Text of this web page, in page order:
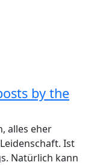
by the
alles eher
Ist
Natürlich kann